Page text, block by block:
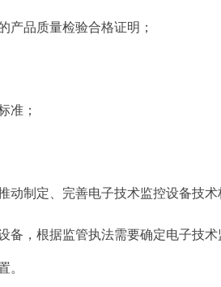
品质量检验合格证明；
准；
定、完善电子技术监控设备技术
备，根据监管执法需要确定电子技
。